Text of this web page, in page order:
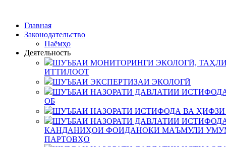
Главная
Законодательство
Паёмҳо
Деятельность
ШУЪБАИ МОНИТОРИНГИ ЭКОЛОГӢ,
ИТТИЛООТ
ШУЪБАИ ЭКСПЕРТИЗАИ ЭКОЛОГӢ
ШУЪБАИ НАЗОРАТИ ДАВЛАТИИ
ОБ
ШУЪБАИ НАЗОРАТИ ИСТИФОДА ВА
ШУЪБАИ НАЗОРАТИ ДАВЛАТИИ
КАНДАНИҲОИ ФОИДАНОКИ МАЪМУЛИ
ПАРТОВҲО